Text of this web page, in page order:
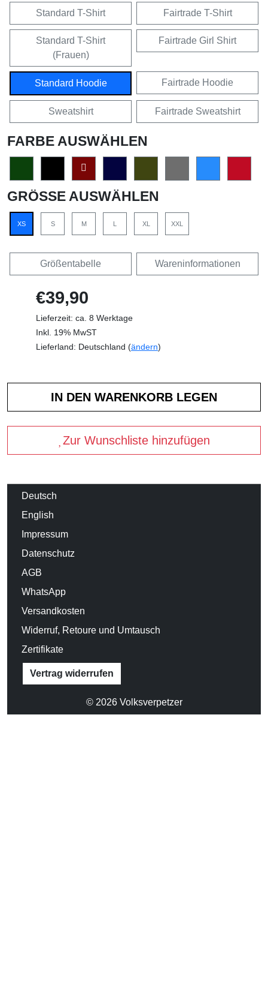
Standard T-Shirt Fairtrade T-Shirt
Standard T-Shirt
(Frauen)
Fairtrade Girl Shirt
Standard Hoodie Fairtrade Hoodie
Sweatshirt Fairtrade Sweatshirt
FARBE AUSWÄHLEN
GRÖSSE AUSWÄHLEN
XS S M L XL XXL
Größentabelle Wareninformationen
€39,90
Lieferzeit: ca. 8 Werktage
Inkl. 19% MwST
Lieferland: Deutschland (ändern)
Zur Wunschliste hinzufügen
Deutsch
English
Impressum
Datenschutz
AGB
WhatsApp
Versandkosten
Widerruf, Retoure und Umtausch
Zertifikate
Vertrag widerrufen
© 2026 Volksverpetzer